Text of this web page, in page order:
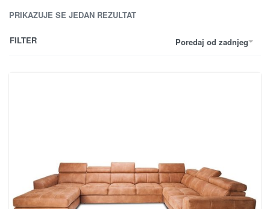
PRIKAZUJE SE JEDAN REZULTAT
Poredaj od zadnjeg
FILTER